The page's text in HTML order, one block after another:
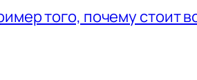
того, почему стоит